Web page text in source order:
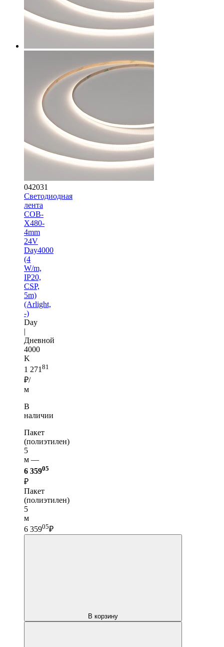
042031
Светодиодная
лента
COB-
X480-
4mm
24V
Day4000
(4
W/m,
IP20,
CSP,
5m)
(Arlight,
-)
Day
|
Дневной
4000
K
1 271 81
₽/
м
В
наличии
Пакет
(полиэтилен)
5
м —
6 35905
₽
Пакет
(полиэтилен)
5
м
6 35905₽
В корзину